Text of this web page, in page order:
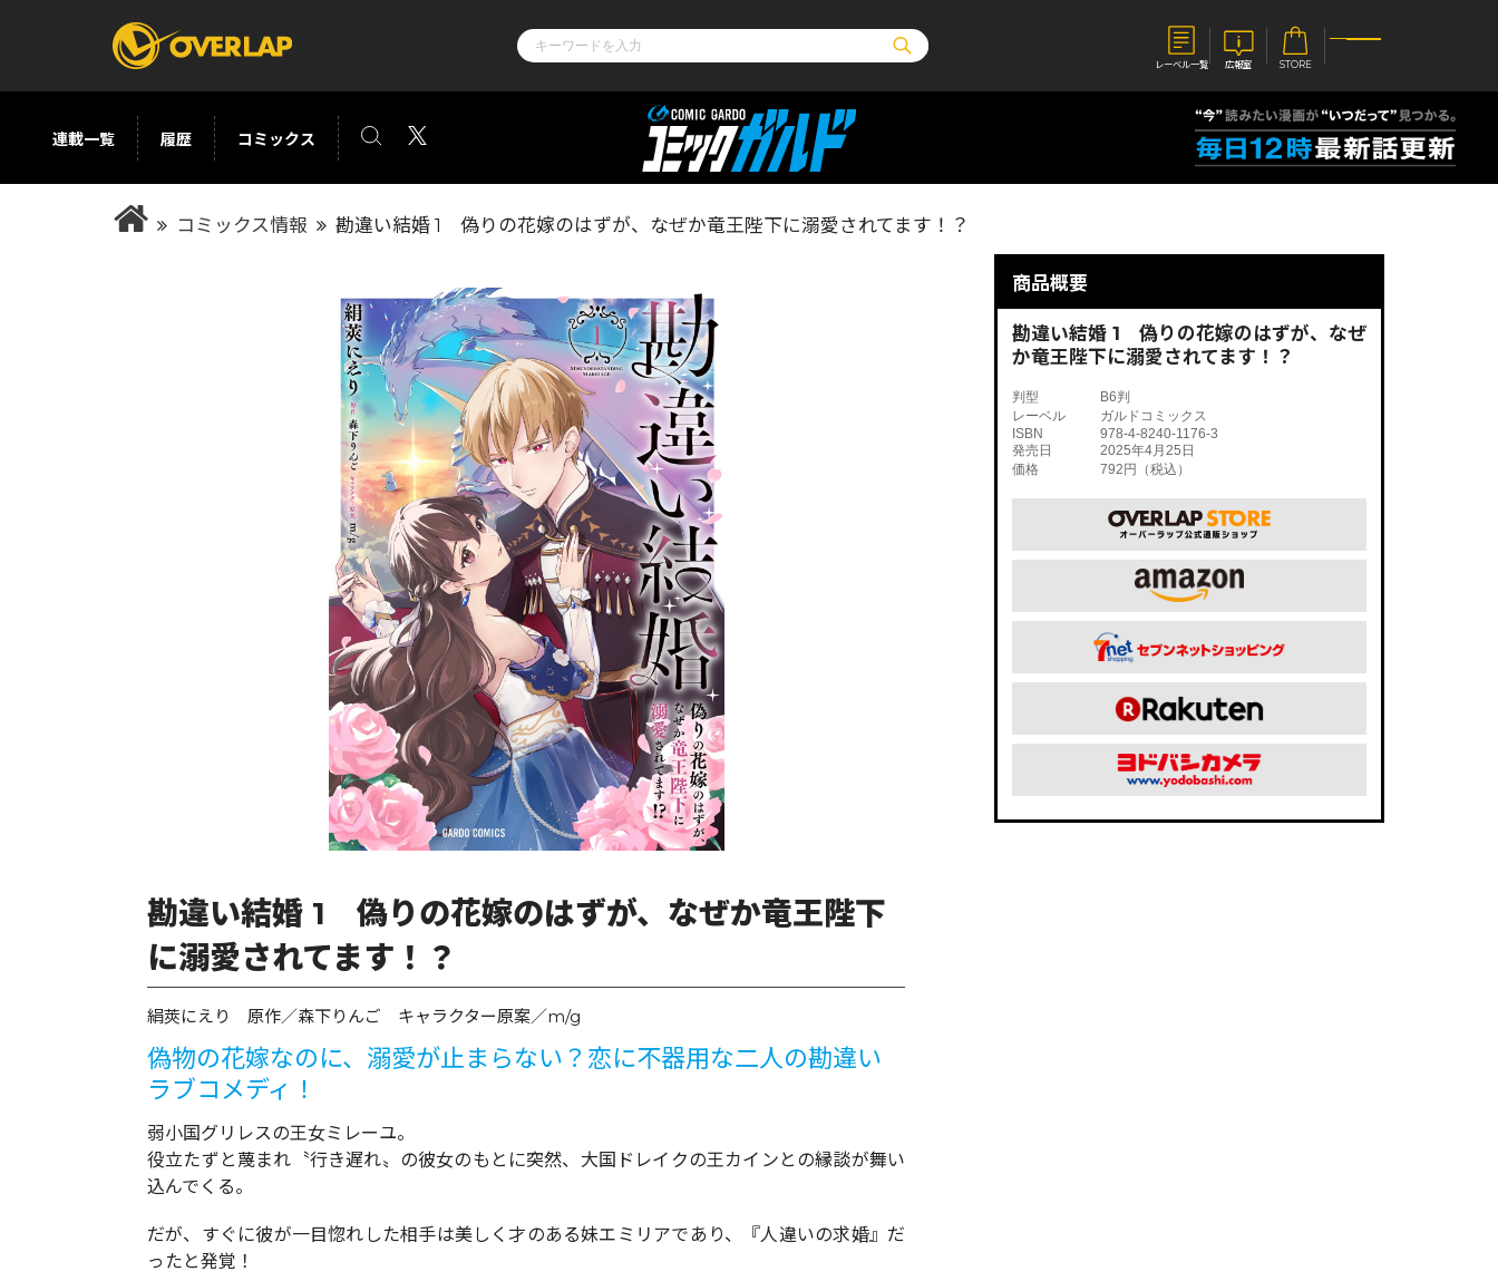
レーベル一覧 広報室 STORE
コミック
コミックガルド
ライトノベル
文庫
ロサージュノベルス
その他
コミックエッセイ
ゲーム
通販・NEWS
OVERLAP STORE
オーバーラップ広報室
採用情報
お問い合わせはこちら
オーバーラップノベルス オーバーラップノベルスf ロサージュノベルス コミックガルド
コミッククリエ リキューレ コミックエッセイ
連載一覧 履歴 コミックス
コミックス情報 勘違い結婚 1 偽りの花嫁のはずが、なぜか竜王陛下に溺愛されてます！？
勘違い結婚 1 偽りの花嫁のはずが、なぜか竜王陛下
に溺愛されてます！？
絹莢にえり 原作／森下りんご キャラクター原案／m/g
偽物の花嫁なのに、溺愛が止まらない？恋に不器用な二人の勘違い
ラブコメディ！
弱小国グリレスの王女ミレーユ。
役立たずと蔑まれ〝行き遅れ〟の彼女のもとに突然、大国ドレイクの王カインとの縁談が舞い
込んでくる。
だが、すぐに彼が一目惚れした相手は美しく才のある妹エミリアであり、『人違いの求婚』だ
ったと発覚！
商品概要
勘違い結婚 1 偽りの花嫁のはずが、なぜ
か竜王陛下に溺愛されてます！？
判型
B6判
レーベル
ガルドコミックス
ISBN
978-4-8240-1176-3
発売日
2025年4月25日
価格
792円（税込）